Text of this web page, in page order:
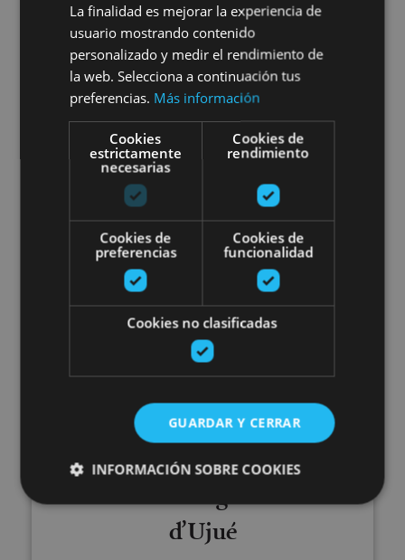
01 ENE - 31 DIC
Visite guidée à Olite
Olite, Palacio Real de Olite, Iglesia de Santa María
la Real (Olite)
Visitez le village médiéval d’Ujué
01 ENE - 31 DIC
d’Ujué
La finalidad es mejorar la experiencia de
usuario mostrando contenido
personalizado y medir el rendimiento de
la web. Selecciona a continuación tus
preferencias. Más información
Cookies
estrictamente
necesarias
Cookies de
rendimiento
Cookies de
preferencias
Cookies de
funcionalidad
Cookies no clasificadas
GUARDAR Y CERRAR
INFORMACIÓN SOBRE COOKIES
Cookies estrictamente necesarias